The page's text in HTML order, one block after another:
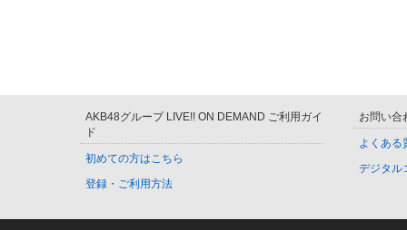
AKB48グループ LIVE!! ON DEMAND ご利用ガイ
ド
初めての方はこちら
登録・ご利用方法
お問い合
よくある
デジタル